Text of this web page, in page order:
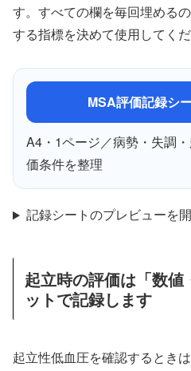
す。すべての欄を毎回埋める
する指標を決めて使用してくだ
MSA評価記録シ
A4・1ページ／病勢・失調
価条件を整理
記録シートのプレビューを開
起立時の評価は「数
ットで記録します
起立性低血圧を確認するとき